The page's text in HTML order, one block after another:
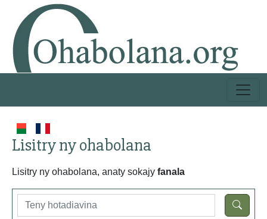
Lisitry ny ohabolana
Lisitry ny ohabolana, anaty sokajy fanala